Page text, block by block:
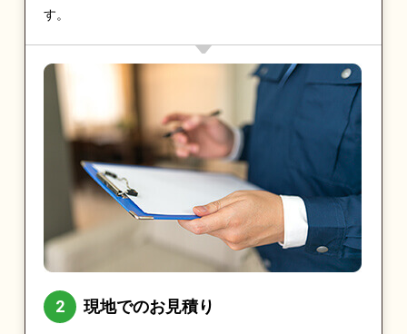
す。
現地でのお見積り